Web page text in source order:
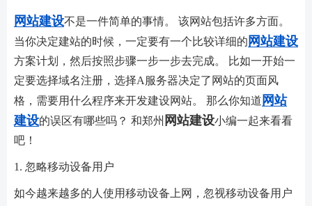
网站建设不是一件简单的事情。 该网站包括许多方面。
当你决定建站的时候，一定要有一个比较详细的 网站建设
方案计划，然后按照步骤一步一步去完成。 比如一开始一
定要选择域名注册，选择A服务器决定了网站的页面风
格，需要用什么程序来开发建设网站。 那么你知道 网站
建设的误区有哪些吗？ 和郑州 网站建设小编一起来看看
吧！
1. 忽略移动设备用户
如今越来越多的人使用移动设备上网，忽视移动设备用户